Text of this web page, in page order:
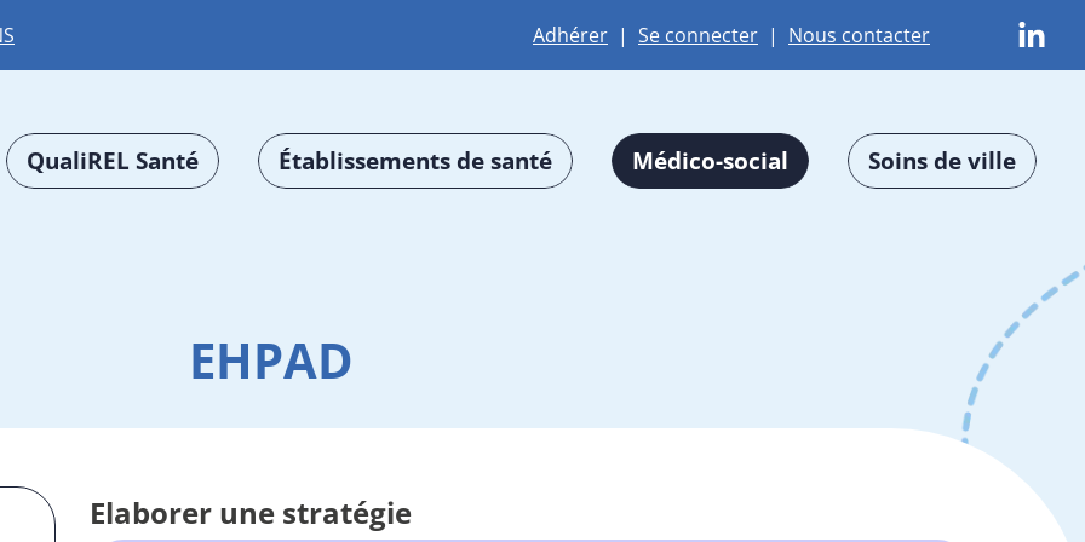
Adhérer | Se connecter | Nous contacter
QualiREL Santé Établissements de santé Médico-social Soins de ville
EHPAD
Elaborer une stratégie